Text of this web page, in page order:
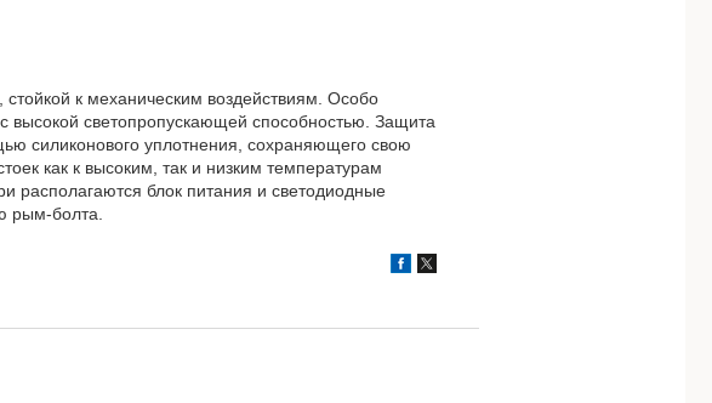
к механическим воздействиям. Особо
высокой светопропускающей способностью. Защита
силиконового уплотнения, сохраняющего свою
как к высоким, так и низким температурам
располагаются блок питания и светодиодные
рым-болта.